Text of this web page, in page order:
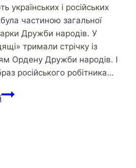
українських і російських
була частиною загальної
арки Дружби народів. У
тримали стрічку із
Ордену Дружби народів. І
російського робітника…